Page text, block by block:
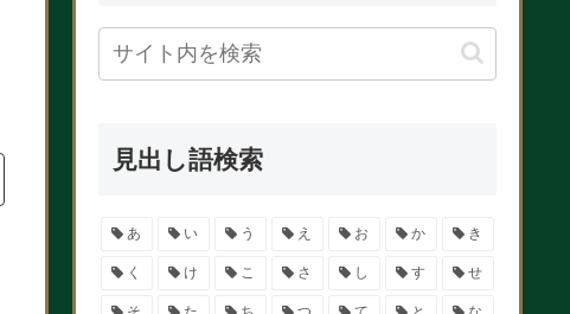
見出し語検索
あ い う え お か き
く け こ さ し す せ